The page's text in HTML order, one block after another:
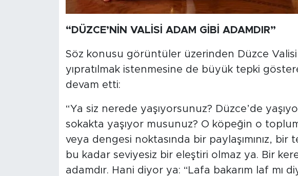
“DÜZCE’NİN VALİSİ ADAM GİBİ ADAMDIR”
Söz konusu görüntüler üzerinden Düzce Valisi
yıpratılmak istenmesine de büyük tepki
devam etti:
“Ya siz nerede yaşıyorsunuz? Düzce’de
sokakta yaşıyor musunuz? O köpeğin o
veya dengesi noktasında bir paylaşımınız, bir
bu kadar seviyesiz bir eleştiri olmaz ya. Bir
adamdır. Hani diyor ya: “Lafa bakarım laf mı